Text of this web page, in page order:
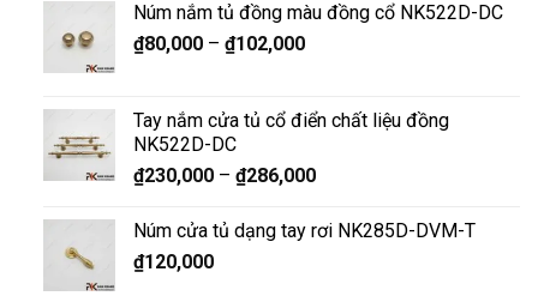
Núm nắm tủ đồng màu đồng cổ NK522D-DC
₫80,000– ₫102,000
Tay nắm cửa tủ cổ điển chất liệu đồng
NK522D-DC
₫230,000– ₫286,000
Núm cửa tủ dạng tay rơi NK285D-DVM-T
₫120,000